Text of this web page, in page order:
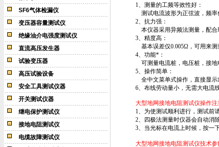
SF6气体检漏仪
变压器容量测试仪
绝缘油介电强度测试仪
直流高压发生器
试验变压器
高压试验设备
安全工具测试仪器
开关测试仪器
继电保护测试仪
接地电阻测试仪
电缆故障测试仪
1、测量的工频等效性好：
测试电流波形为正弦波，频率
2、抗力强：
本仪器采用异频法测量，配合
3、精度高：
基本误差仅0.005Ω，可用来
4、功能*：
可测量电流桩，电压桩，接地
5、操作简单：
全中文菜单式操作，直接显示
6、布线劳动量小，无需大电流
大型地网接地电阻测试仪操作注
1、为使测试顺利进行，测试前
2、四极法测量时仪器会自动消
3、当光标在电流上时候，按一
大型地网接地电阻测试仪技术参